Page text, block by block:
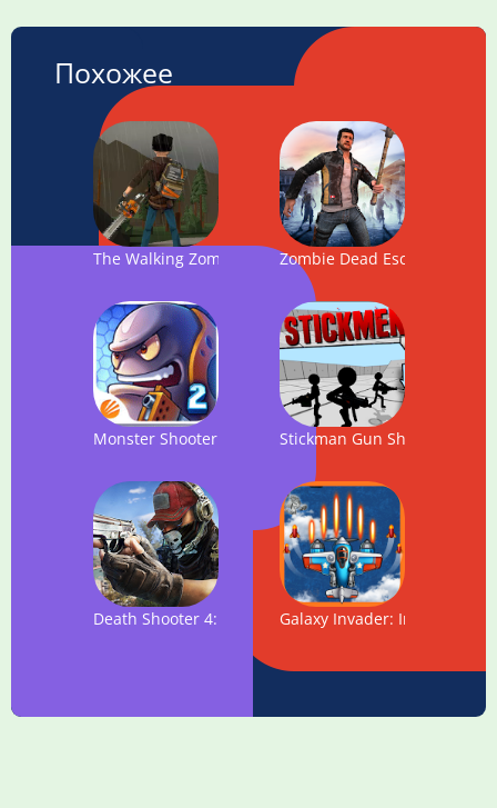
Похожее
The Walking Zombie 2: Zombie shooter
Zombie Dead Escape
Monster Shooter 2 Stickman Gun Shooter 3D
Death Shooter 4: Mission ImpossibleGalaxy Invader: Infinity